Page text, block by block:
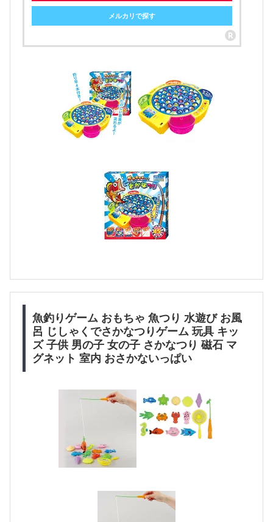
メルカリで探す
魚釣りゲーム おもちゃ 魚つり 水遊び お風
呂 じしゃくでさかなつりゲーム 玩具 キッ
ズ 子供 男の子 女の子 さかなつり 磁石 マ
グネット 室内 おさかないっぱい